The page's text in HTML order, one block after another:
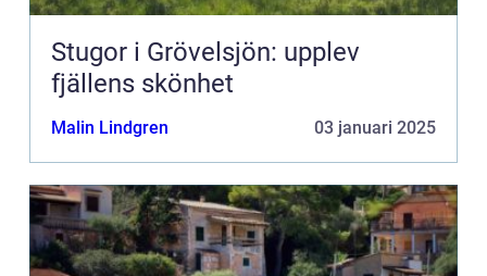
Stugor i Grövelsjön: upplev
fjällens skönhet
Malin Lindgren 03 januari 2025